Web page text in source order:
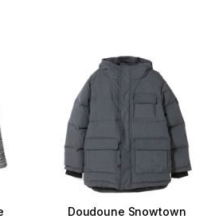
Doudoune Snowtown